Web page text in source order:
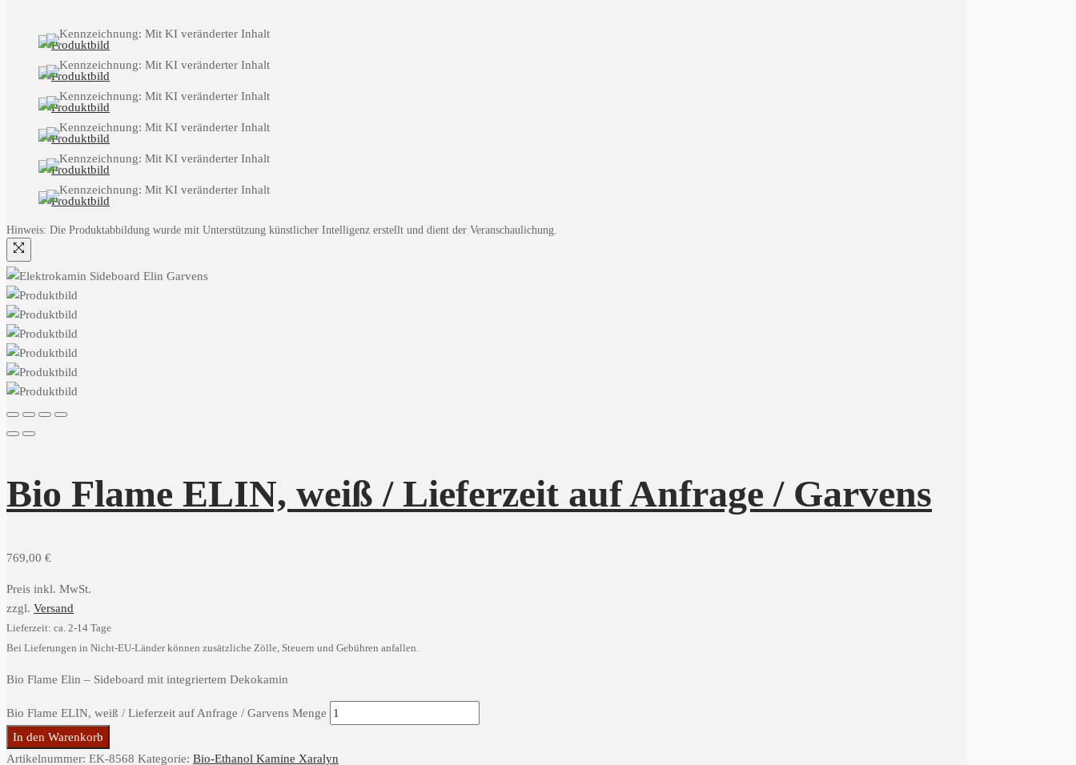
Hinweis: Die Produktabbildung wurde mit Unterstützung künstlicher Intelligenz erstellt und dient der Veranschaulichung.
Bio Flame ELIN, weiß / Lieferzeit auf Anfrage / Garvens
769,00 €
Preis inkl. MwSt.
zzgl. Versand
Lieferzeit: ca. 2-14 Tage
Bei Lieferungen in Nicht-EU-Länder können zusätzliche Zölle, Steuern und Gebühren anfallen.
Bio Flame Elin – Sideboard mit integriertem Dekokamin
Bio Flame ELIN, weiß / Lieferzeit auf Anfrage / Garvens Menge
In den Warenkorb
Artikelnummer: EK-8568 Kategorie: Bio-Ethanol Kamine Xaralyn